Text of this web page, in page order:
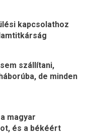
kapcsolathoz
szállítani,
de minden
magyar
és a békéért